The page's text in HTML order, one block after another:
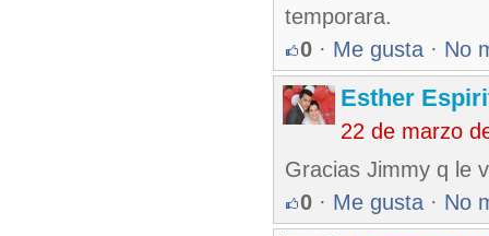
temporara.
0 · Me gusta · No
Esther
22 de marzo
Gracias Jimmy q le
0 · Me gusta · No